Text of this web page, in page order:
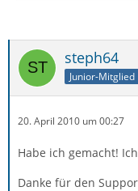
steph64
Junior-Mitglied
20. April 2010 um 00:27
Habe ich gemacht!
Danke für den